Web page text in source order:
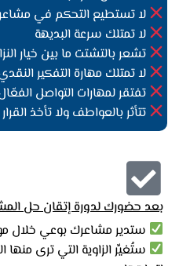
لا تستطيع التحكم في
لا تمتلك سرعة البديهة
تشعر بالتشتت ما بين خيار
لا تمتلك مهارة التفكير
تفتقر لمهارات التواصل
تتأثر بالعواطف ولا تأخذ
بعد حضورك لدورة إتقان حل
ستدير مشاعرك بوعي خلال
ستُغيِّر الزاوية التي ترى